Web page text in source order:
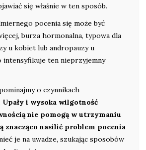
się właśnie w ten sposób.
pocenia się może być
burza hormonalna, typowa dla
u kobiet lub andropauzy u
intensyfikuje ten nieprzyjemny
o czynnikach
Upały i wysoka wilgotność
nie pomogą w utrzymaniu
znacząco nasilić problem pocenia
je na uwadze, szukając sposobów